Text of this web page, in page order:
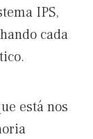
IPS,
cada
está nos